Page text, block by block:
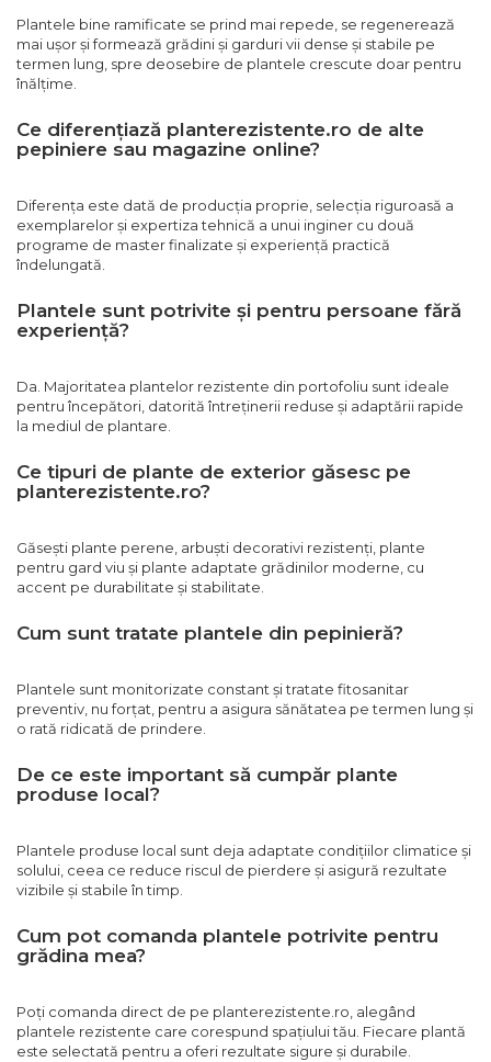
Plantele bine ramificate se prind mai repede, se regenerează
mai ușor și formează grădini și garduri vii dense și stabile pe
termen lung, spre deosebire de plantele crescute doar pentru
înălțime.
Ce diferențiază planterezistente.ro de alte
pepiniere sau magazine online?
Diferența este dată de producția proprie, selecția riguroasă a
exemplarelor și expertiza tehnică a unui inginer cu două
programe de master finalizate și experiență practică
îndelungată.
Plantele sunt potrivite și pentru persoane fără
experiență?
Da. Majoritatea plantelor rezistente din portofoliu sunt ideale
pentru începători, datorită întreținerii reduse și adaptării rapide
la mediul de plantare.
Ce tipuri de plante de exterior găsesc pe
planterezistente.ro?
Găsești plante perene, arbuști decorativi rezistenți, plante
pentru gard viu și plante adaptate grădinilor moderne, cu
accent pe durabilitate și stabilitate.
Cum sunt tratate plantele din pepinieră?
Plantele sunt monitorizate constant și tratate fitosanitar
preventiv, nu forțat, pentru a asigura sănătatea pe termen lung și
o rată ridicată de prindere.
De ce este important să cumpăr plante
produse local?
Plantele produse local sunt deja adaptate condițiilor climatice și
solului, ceea ce reduce riscul de pierdere și asigură rezultate
vizibile și stabile în timp.
Cum pot comanda plantele potrivite pentru
grădina mea?
Poți comanda direct de pe planterezistente.ro, alegând
plantele rezistente care corespund spațiului tău. Fiecare plantă
este selectată pentru a oferi rezultate sigure și durabile.